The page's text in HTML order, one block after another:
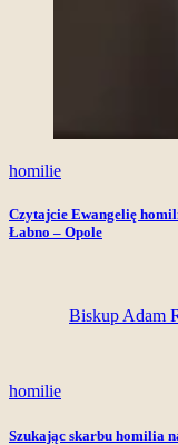
homilie
Czytajcie Ewangelię
Łabno – Opole
Biskup Adam
homilie
Szukając skarbu homilia